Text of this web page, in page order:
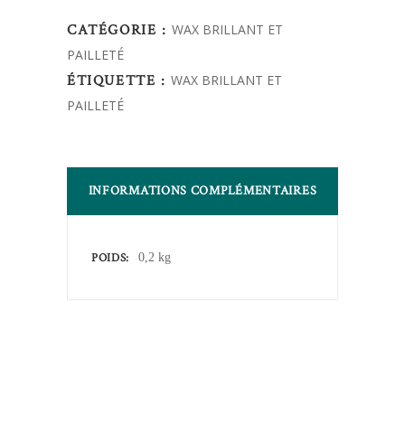
yard
quantity
CATÉGORIE :WAX BRILLANT ET
PAILLETÉ
ÉTIQUETTE :WAX BRILLANT ET
PAILLETÉ
INFORMATIONS COMPLÉMENTAIRES
POIDS 0,2 kg